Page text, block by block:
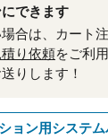
できます
合は、カート
り依頼をご利
りします！
ョン用システ